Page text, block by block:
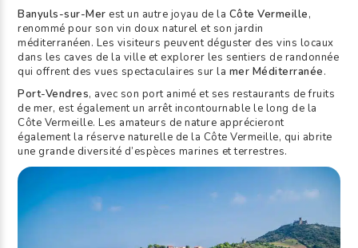
Banyuls-sur-Mer est un autre joyau de la Côte Vermeille,
renommé pour son vin doux naturel et son jardin
méditerranéen. Les visiteurs peuvent déguster des vins locaux
dans les caves de la ville et explorer les sentiers de randonnée
qui offrent des vues spectaculaires sur la mer Méditerranée.
Port-Vendres, avec son port animé et ses restaurants de fruits
de mer, est également un arrêt incontournable le long de la
Côte Vermeille. Les amateurs de nature apprécieront
également la réserve naturelle de la Côte Vermeille, qui abrite
une grande diversité d’espèces marines et terrestres.